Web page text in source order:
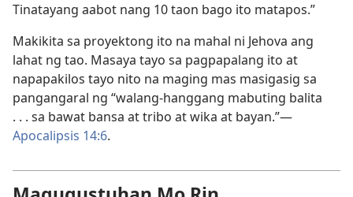
Tinatayang aabot nang 10 taon bago ito matapos.”
Makikita sa proyektong ito na mahal ni Jehova ang
lahat ng tao. Masaya tayo sa pagpapalang ito at
napapakilos tayo nito na maging mas masigasig sa
pangangaral ng “walang-hanggang mabuting balita
. . . sa bawat bansa at tribo at wika at bayan.”—
Apocalipsis 14:6.